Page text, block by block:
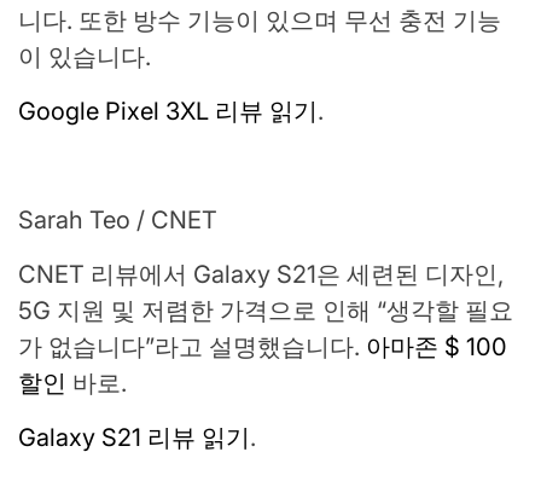
니다. 또한 방수 기능이 있으며 무선 충전 기능
이 있습니다.
Google Pixel 3XL 리뷰 읽기.
Sarah Teo / CNET
CNET 리뷰에서 Galaxy S21은 세련된 디자인,
5G 지원 및 저렴한 가격으로 인해 “생각할 필요
가 없습니다”라고 설명했습니다. 아마존 $ 100
할인 바로.
Galaxy S21 리뷰 읽기.